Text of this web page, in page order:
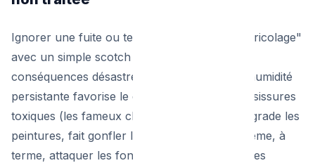
Ignorer une fuite ou tenter une réparation "bricolage"
avec un simple scotch adhésif peut avoir des
conséquences désastreuses à long terme. L'humidité
persistante favorise le développement de moisissures
toxiques (les fameux champignons noirs), dégrade les
peintures, fait gonfler les parquets et peut même, à
terme, attaquer les fondations ou les structures